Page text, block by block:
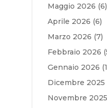
Maggio 2026 (6)
Aprile 2026 (6)
Marzo 2026 (7)
Febbraio 2026
Gennaio 2026
Dicembre 2025
Novembre 2025